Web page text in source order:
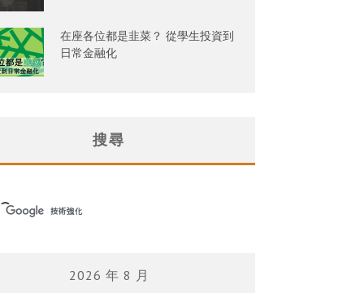
在座各位都是韭菜？ 從學生投資到
日常金融化
搜尋
2026 年 8 月